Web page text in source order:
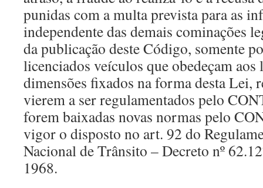
punidas com a multa prevista para as
independente das demais cominações
da publicação deste Código, somente
licenciados veículos que obedeçam aos
dimensões fixados na forma desta Lei,
vierem a ser regulamentados pelo
forem baixadas novas normas pelo
vigor o disposto no art. 92 do
Nacional de Trânsito – Decreto nº
1968.